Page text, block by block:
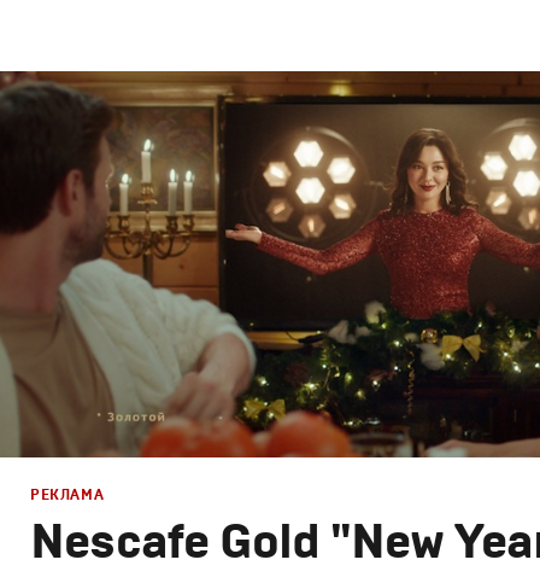
Реклама
Продакшн
Nescafe Gold "New
РЕКЛАМА